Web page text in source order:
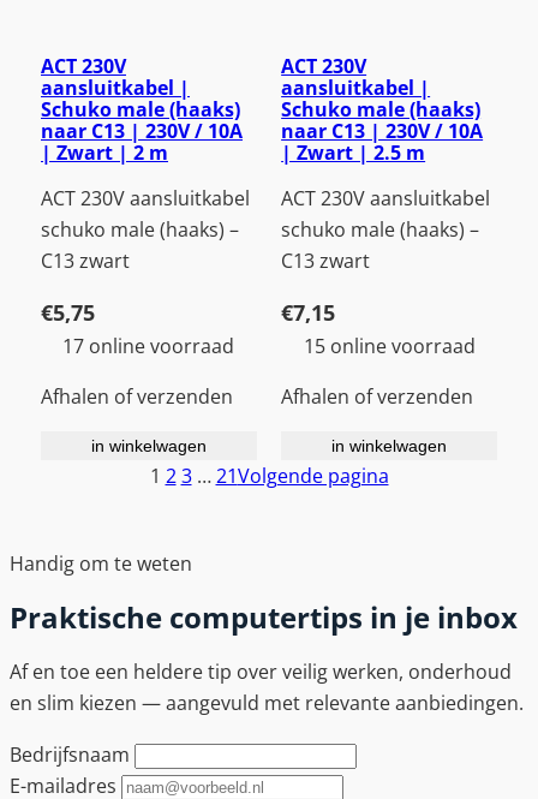
ACT 230V
aansluitkabel |
Schuko male (haaks)
naar C13 | 230V / 10A
| Zwart | 2 m
ACT 230V aansluitkabel
schuko male (haaks) –
C13 zwart
€5,75
17 online voorraad
Afhalen of verzenden
in winkelwagen
ACT 230V
aansluitkabel |
Schuko male (haaks)
naar C13 | 230V / 10A
| Zwart | 2.5 m
ACT 230V aansluitkabel
schuko male (haaks) –
C13 zwart
€7,15
15 online voorraad
Afhalen of verzenden
in winkelwagen
1 2 3 … 21Volgende pagina
Handig om te weten
Praktische computertips in je inbox
Af en toe een heldere tip over veilig werken, onderhoud
en slim kiezen — aangevuld met relevante aanbiedingen.
Bedrijfsnaam
E-mailadres